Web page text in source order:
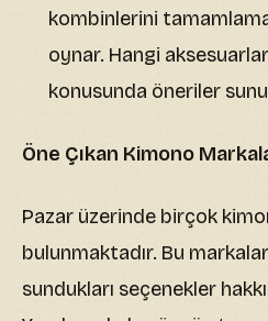
kombinlerini
oynar. Hangi
konusunda öneriler
Öne Çıkan Kimono
Pazar üzerinde birçok
bulunmaktadır. Bu
sundukları seçenekler